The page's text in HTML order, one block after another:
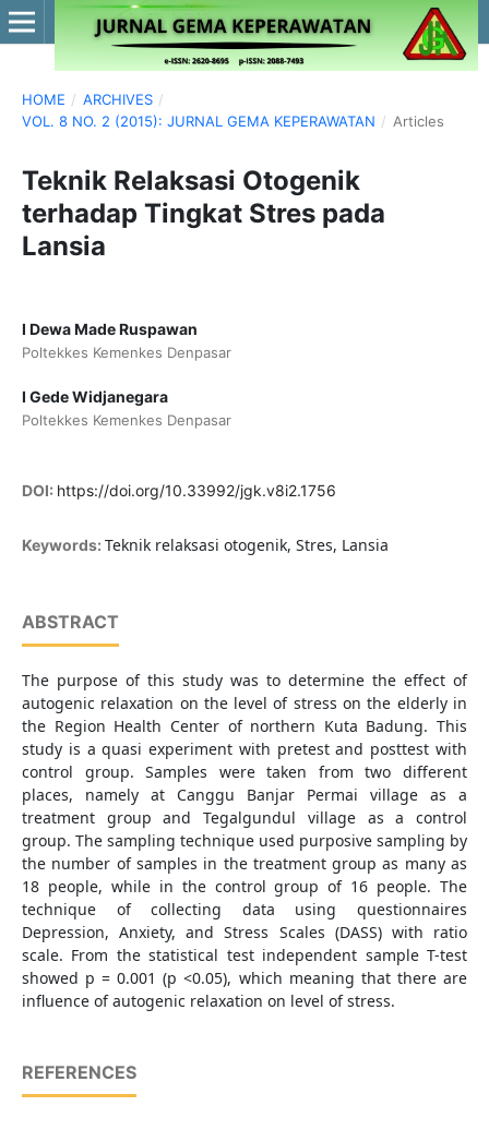
HOME / ARCHIVES /
VOL. 8 NO. 2 (2015): JURNAL GEMA KEPERAWATAN / Articles
Teknik Relaksasi Otogenik
terhadap Tingkat Stres pada
Lansia
I Dewa Made Ruspawan
Poltekkes Kemenkes Denpasar
I Gede Widjanegara
Poltekkes Kemenkes Denpasar
DOI: https://doi.org/10.33992/jgk.v8i2.1756
Keywords: Teknik relaksasi otogenik, Stres, Lansia
ABSTRACT
The purpose of this study was to determine the effect of
autogenic relaxation on the level of stress on the elderly in
the Region Health Center of northern Kuta Badung. This
study is a quasi experiment with pretest and posttest with
control group. Samples were taken from two different
places, namely at Canggu Banjar Permai village as a
treatment group and Tegalgundul village as a control
group. The sampling technique used purposive sampling by
the number of samples in the treatment group as many as
18 people, while in the control group of 16 people. The
technique of collecting data using questionnaires
Depression, Anxiety, and Stress Scales (DASS) with ratio
scale. From the statistical test independent sample T-test
showed p = 0.001 (p <0.05), which meaning that there are
influence of autogenic relaxation on level of stress.
REFERENCES